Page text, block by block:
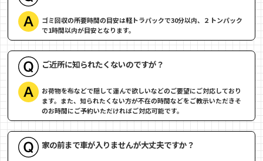
ゴミ回収の所要時間の目安は軽トラパックで30分以内、２トンパック
で1時間以内が目安となります。
ご近所に知られたくないのですが？
お荷物を布などで隠して運んで欲しいなどのご要望にご対応しており
ます。また、知られたくない方が不在の時間などをご教示いただきそ
のお時間にご予約いただければご対応可能です。
家の前まで車が入りませんが大丈夫ですか？